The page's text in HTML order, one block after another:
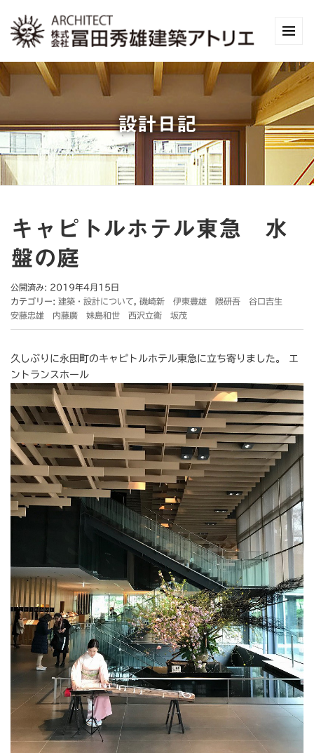
設計日記
キャピトルホテル東急 水
盤の庭
公開済み: 2019年4月15日
カテゴリー: 建築・設計について
磯崎新 伊東豊雄 隈研吾 谷口吉生
安藤忠雄 内藤廣 妹島和世 西沢立衛 坂茂
久しぶりに永田町のキャピトルホテル東急に立ち寄りました。 エ
ントランスホール